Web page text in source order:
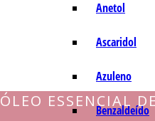
Anetol
Ascaridol
Azuleno
Benzaldeído
ÓLEO ESSENCIAL